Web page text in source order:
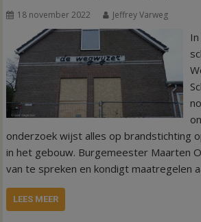
18 november 2022 Jeffrey Varweg
onderzoek wijst alles op brandstichting
in het gebouw. Burgemeester Maarten
van te spreken en kondigt maatregelen
LEES MEER